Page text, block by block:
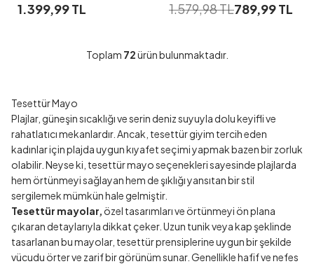
1.399,99TL 1.579,98TL789,99TL
Toplam 72ürün bulunmaktadır.
Tesettür Mayo
Plajlar, güneşin sıcaklığı ve serin deniz suyuyla dolu keyifli ve
rahatlatıcı mekanlardır. Ancak, tesettür giyim tercih eden
kadınlar için plajda uygun kıyafet seçimi yapmak bazen bir zorluk
olabilir. Neyse ki, tesettür mayo seçenekleri sayesinde plajlarda
hem örtünmeyi sağlayan hem de şıklığı yansıtan bir stil
sergilemek mümkün hale gelmiştir.
Tesettür mayolar, özel tasarımları ve örtünmeyi ön plana
çıkaran detaylarıyla dikkat çeker. Uzun tunik veya kap şeklinde
tasarlanan bu mayolar, tesettür prensiplerine uygun bir şekilde
vücudu örter ve zarif bir görünüm sunar. Genellikle hafif ve nefes